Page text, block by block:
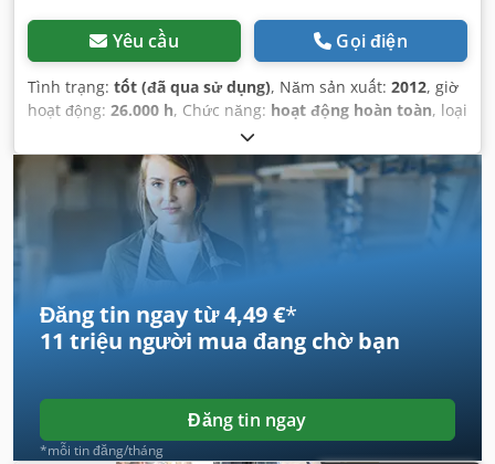
Yêu cầu Gọi điện
Tình trạng: tốt (đã qua sử dụng), Năm sản xuất: 2012, giờ
hoạt động: 26.000 h, Chức năng: hoạt động hoàn toàn, loại
, công suất:
công suất danh định (biểu kiến):2.527 kVA, loại làm mát:
không khí
, nhiên liệu: khí đốt dân dụng H, điện áp đầu
, tần số đầu vào: 50 Hz
, loại dòng điện đầu
Điều hòa không khí , Thiết bị:
tài liệu / sổ tay hướng
dẫn
Đăng tin ngay từ 4,49 €*
11 triệu người mua đang chờ bạn
Đăng tin ngay
*mỗi tin đăng/tháng